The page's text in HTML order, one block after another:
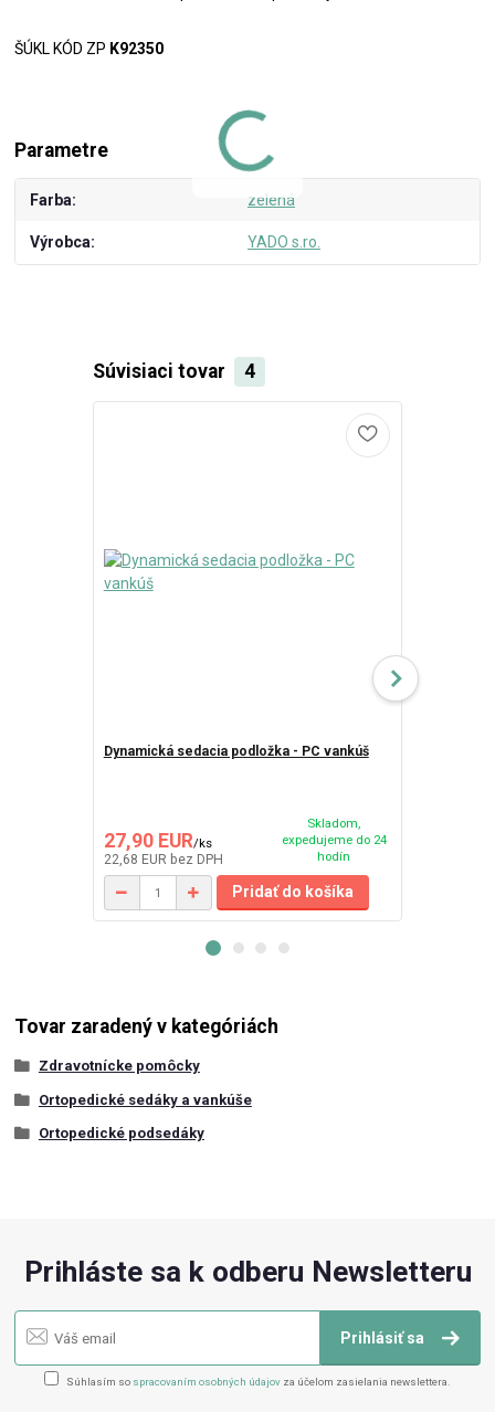
ŠÚKL KÓD ZP K92350
Parametre
Farba zelená
Výrobca YADO s.ro.
Súvisiaci tovar 4
Dynamická sedacia podložka - PC vankúš
27,90 EUR/ks
22,68 EUR bez DPH
Skladom,
expedujeme do 24
hodín
Pridať do košíka
Tovar zaradený v kategóriách
Zdravotnícke pomôcky
Ortopedické sedáky a vankúše
Ortopedické podsedáky
Prihláste sa k odberu Newsletteru
Prihlásiť sa
Súhlasím so spracovaním osobných údajov za účelom zasielania newslettera.